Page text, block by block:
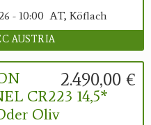
- 10:00 AT, Köflach
AUSTRIA
2.490,00 €
CR223 14,5*
Oliv